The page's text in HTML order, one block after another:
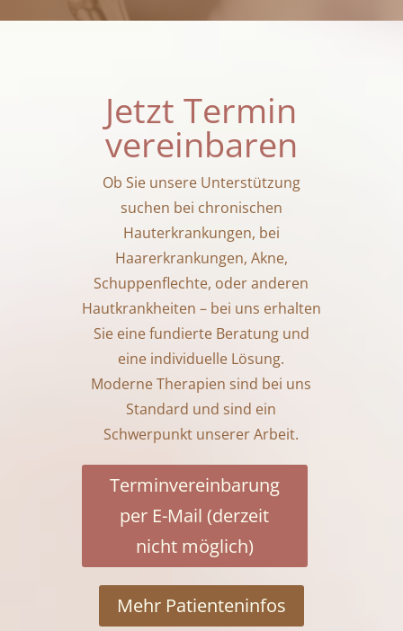
Jetzt Termin
vereinbaren
Ob Sie unsere Unterstützung
suchen bei chronischen
Hauterkrankungen, bei
Haarerkrankungen, Akne,
Schuppenflechte, oder anderen
Hautkrankheiten – bei uns erhalten
Sie eine fundierte Beratung und
eine individuelle Lösung.
Moderne Therapien sind bei uns
Standard und sind ein
Schwerpunkt unserer Arbeit.
Terminvereinbarung
per E-Mail (derzeit
nicht möglich)
Mehr Patienteninfos